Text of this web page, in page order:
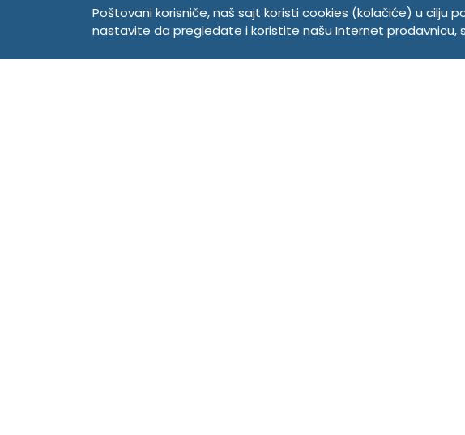
TEMPUS DOO
Trg Komenskog 2, 21000
Politika o
Poštovani korisniče, naš sajt koristi cookies (kolačiće) u cilju
nastavite da pregledate i koristite našu Internet prodavnicu,